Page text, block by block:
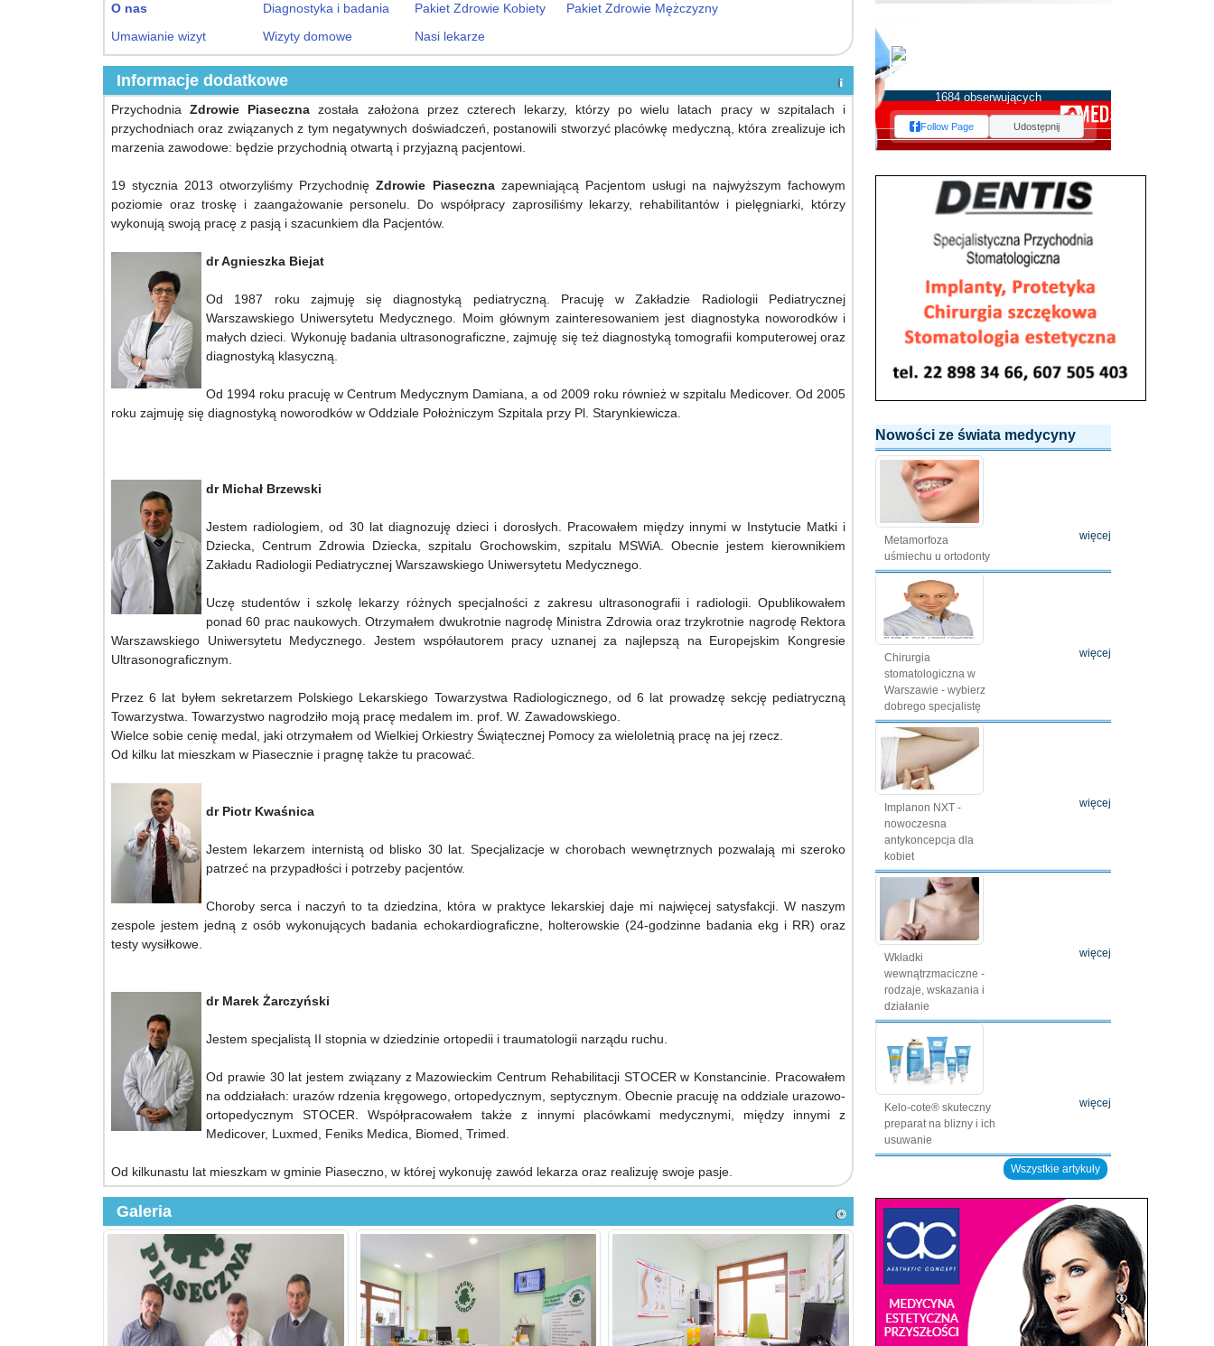
O nas Diagnostyka i badania Pakiet Zdrowie Kobiety
Pakiet Zdrowie Mężczyzny
Umawianie wizyt
Wizyty domowe Nasi lekarze
Informacje dodatkowe
PrzychodniaZdrowie Piaseczna została założona przez czterech lekarzy, którzy po wielu latach pracy w szpitalach i
przychodniach oraz związanych z tym negatywnych doświadczeń, postanowili stworzyć placówkę medyczną, która zrealizuje ich
marzenia zawodowe: będzie przychodnią otwartą i przyjazną pacjentowi.
19 stycznia 2013 otworzyliśmy PrzychodnięZdrowie Piasecznazapewniającą Pacjentom usługi na najwyższym fachowym
poziomie oraz troskę i zaangażowanie personelu. Do współpracy zaprosiliśmy lekarzy, rehabilitantów i pielęgniarki, którzy
wykonują swoją pracę z pasją i szacunkiem dla Pacjentów.
dr Agnieszka Biejat
Od 1987 roku zajmuję się diagnostyką pediatryczną. Pracuję w Zakładzie Radiologii Pediatrycznej
Warszawskiego Uniwersytetu Medycznego. Moim głównym zainteresowaniem jest diagnostyka noworodków i
małych dzieci. Wykonuję badania ultrasonograficzne, zajmuję się też diagnostyką tomografii komputerowej oraz
diagnostyką klasyczną.
Od 1994 roku pracuję w Centrum Medycznym Damiana, a od 2009 roku również w szpitalu Medicover. Od 2005
roku zajmuję się diagnostyką noworodków w Oddziale Położniczym Szpitala przy Pl. Starynkiewicza.
dr Michał Brzewski
Jestem radiologiem, od 30 lat diagnozuję dzieci i dorosłych. Pracowałem między innymi w Instytucie Matki i
Dziecka, Centrum Zdrowia Dziecka, szpitalu Grochowskim, szpitalu MSWiA. Obecnie jestem kierownikiem
Zakładu Radiologii Pediatrycznej Warszawskiego Uniwersytetu Medycznego.
Uczę studentów i szkolę lekarzy różnych specjalności z zakresu ultrasonografii i radiologii. Opublikowałem
ponad 60 prac naukowych. Otrzymałem dwukrotnie nagrodę Ministra Zdrowia oraz trzykrotnie nagrodę Rektora
Warszawskiego Uniwersytetu Medycznego. Jestem współautorem pracy uznanej za najlepszą na Europejskim Kongresie
Ultrasonograficznym.
Przez 6 lat byłem sekretarzem Polskiego Lekarskiego Towarzystwa Radiologicznego, od 6 lat prowadzę sekcję pediatryczną
Towarzystwa. Towarzystwo nagrodziło moją pracę medalem im. prof. W. Zawadowskiego.
Wielce sobie cenię medal, jaki otrzymałem od Wielkiej Orkiestry Świątecznej Pomocy za wieloletnią pracę na jej rzecz.
Od kilku lat mieszkam w Piasecznie i pragnę także tu pracować.
dr Piotr Kwaśnica
Jestem lekarzem internistą od blisko 30 lat. Specjalizacje w chorobach wewnętrznych pozwalają mi szeroko
patrzeć na przypadłości i potrzeby pacjentów.
Choroby serca i naczyń to ta dziedzina, która w praktyce lekarskiej daje mi najwięcej satysfakcji. W naszym
zespole jestem jedną z osób wykonujących badania echokardiograficzne, holterowskie (24-godzinne badania ekg i RR) oraz
testy wysiłkowe.
dr Marek Żarczyński
Jestem specjalistą II stopnia w dziedzinie ortopedii i traumatologii narządu ruchu.
Od prawie 30 lat jestem związany z Mazowieckim Centrum Rehabilitacji STOCER w Konstancinie. Pracowałem
na oddziałach: urazów rdzenia kręgowego, ortopedycznym, septycznym. Obecnie pracuję na oddziale urazowo-
ortopedycznym STOCER. Współpracowałem także z innymi placówkami medycznymi, między innymi z
Medicover, Luxmed, Feniks Medica, Biomed, Trimed.
Od kilkunastu lat mieszkam w gminie Piaseczno, w której wykonuję zawód lekarza oraz realizuję swoje pasje.
Galeria
1684 obserwujących
Follow Page Udostępnij
Nowości ze świata medycyny
Metamorfoza
uśmiechu u ortodonty
więcej
Chirurgia
stomatologiczna w
Warszawie - wybierz
dobrego specjalistę
więcej
Implanon NXT -
nowoczesna
antykoncepcja dla
kobiet
więcej
Wkładki
wewnątrzmaciczne -
rodzaje, wskazania i
działanie
więcej
Kelo-cote® skuteczny
preparat na blizny i ich
usuwanie
więcej
Wszystkie artykuły